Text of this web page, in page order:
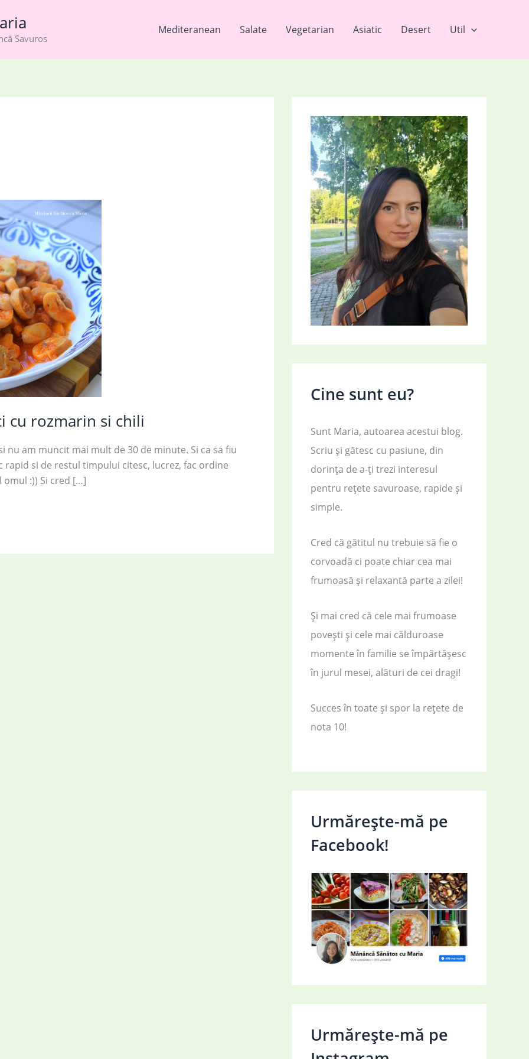
Savuros
Mediteranean Salate Vegetarian Asiatic Desert Util
cu rozmarin si chili
nu am muncit mai mult de 30 de minute. Si ca sa fiu
rapid si de restul timpului citesc, lucrez, fac ordine
omul :)) Si cred […]
Cine sunt eu?
Sunt Maria, autoarea acestui blog.
Scriu și gătesc cu pasiune, din
dorința de a-ți trezi interesul
pentru rețete savuroase, rapide și
simple.
Cred că gătitul nu trebuie să fie o
corvoadă ci poate chiar cea mai
frumoasă și relaxantă parte a zilei!
Și mai cred că cele mai frumoase
povești și cele mai călduroase
momente în familie se împărtășesc
în jurul mesei, alături de cei dragi!
Succes în toate și spor la rețete de
nota 10!
Urmărește-mă pe
Facebook!
Urmărește-mă pe